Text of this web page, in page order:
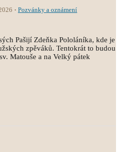
Pozvánky a oznámení
Pašijí Zdeňka Pololáníka, kde je
zpěváků. Tentokrát to budou
Matouše a na Velký pátek